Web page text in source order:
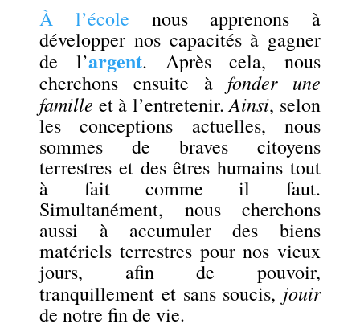
À l’école nous apprenons à
développer nos capacités à gagner
de l’argent. Après cela, nous
cherchons ensuite à fonder une
famille et à l’entretenir.Ainsi, selon
les conceptions actuelles, nous
sommes de braves citoyens
terrestres et des êtres humains tout
à fait comme il faut.
Simultanément, nous cherchons
aussi à accumuler des biens
matériels terrestres pour nos vieux
jours, afin de pouvoir,
tranquillement et sans soucis, jouir
de notre fin de vie.